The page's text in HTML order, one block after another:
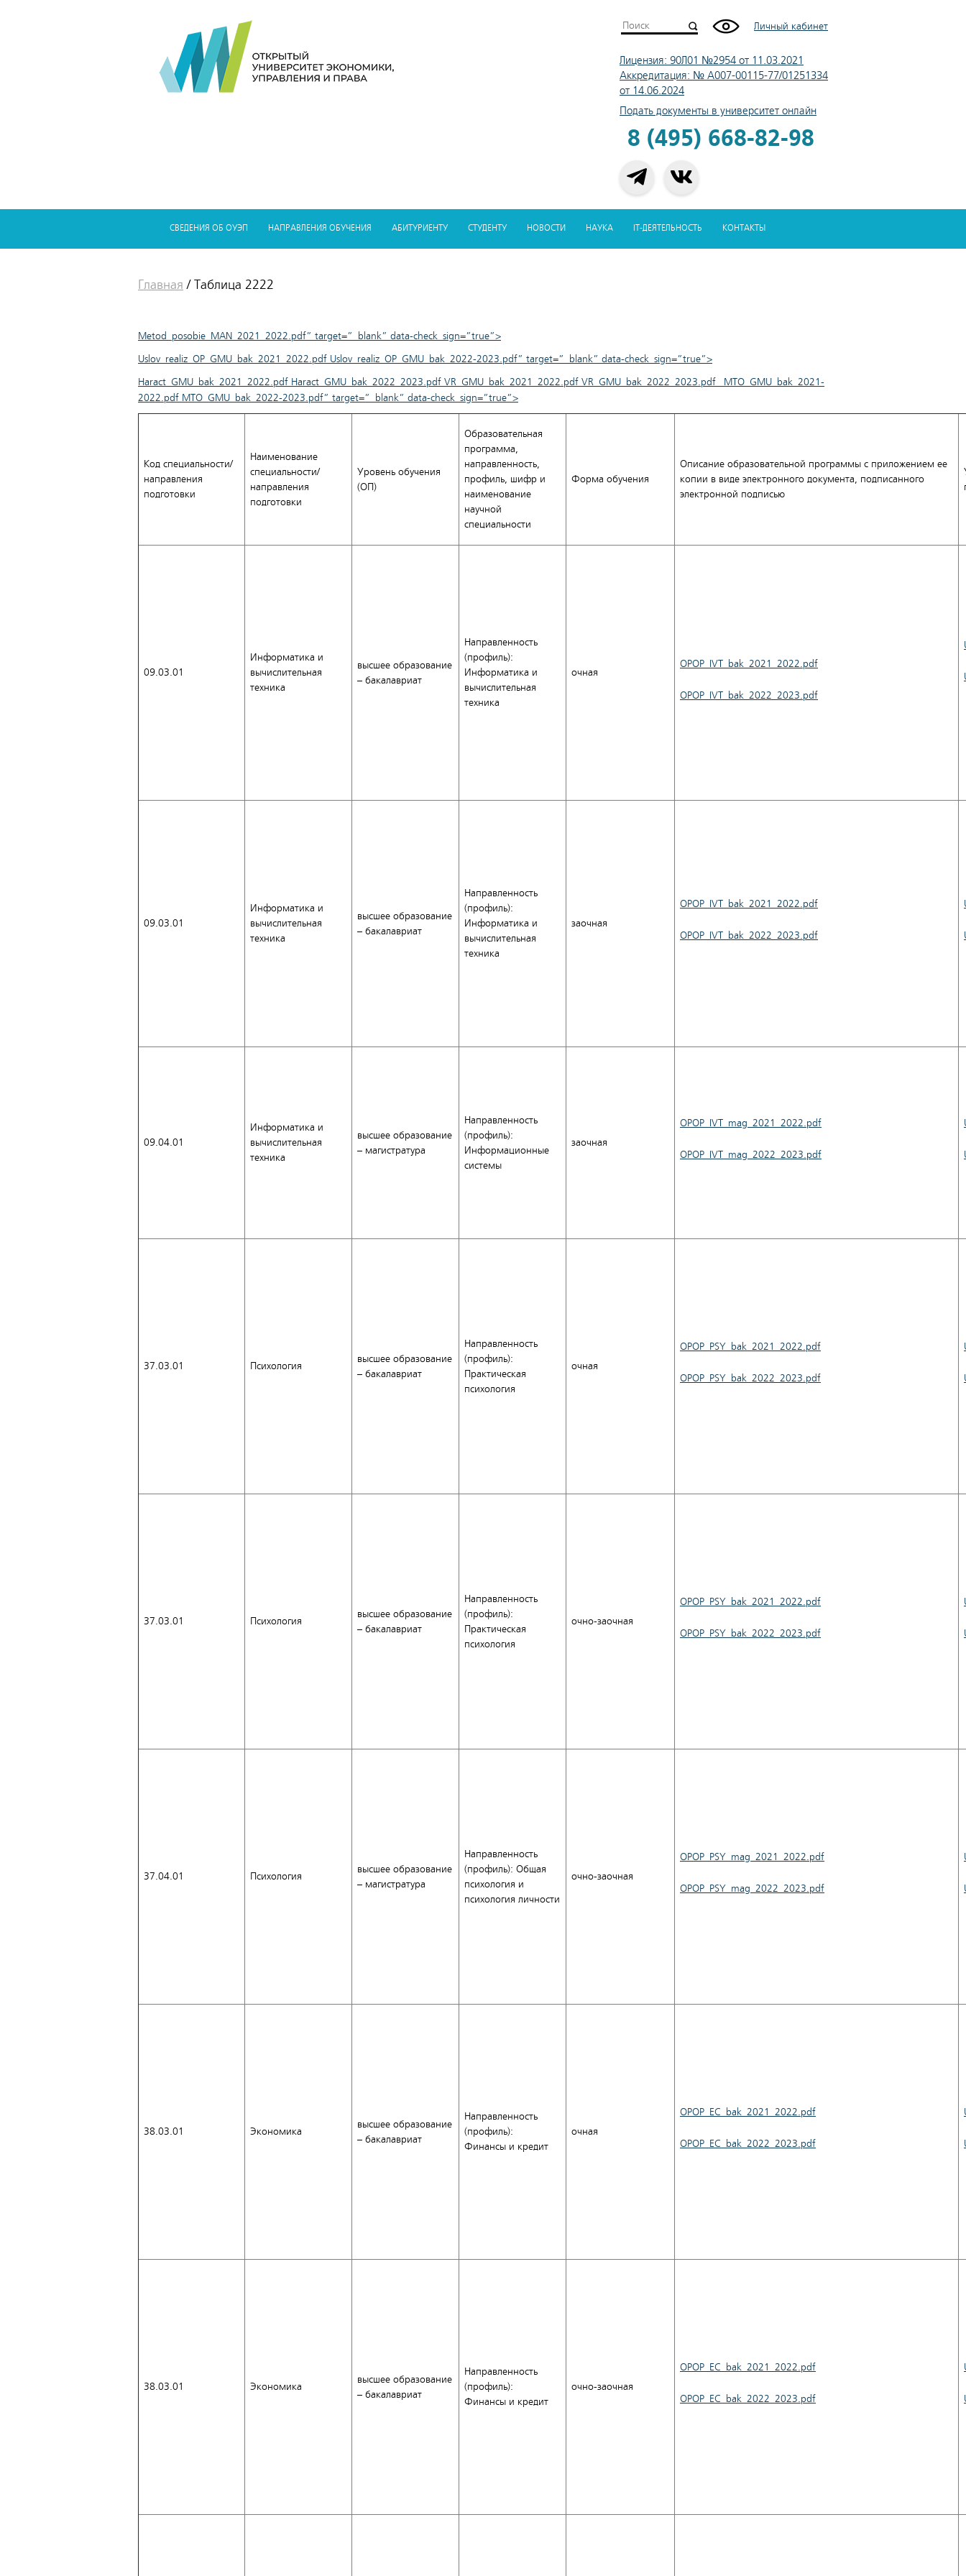
Личный кабинет
Лицензия: 90Л01 №2954 от 11.03.2021
Аккредитация: № А007-00115-77/01251334
от 14.06.2024
Подать документы в университет онлайн
8 (495) 668-82-98
СВЕДЕНИЯ ОБ ОУЭП НАПРАВЛЕНИЯ ОБУЧЕНИЯ АБИТУРИЕНТУ СТУДЕНТУ НОВОСТИ НАУКА IT-ДЕЯТЕЛЬНОСТЬ КОНТАКТЫ
Главная / Таблица 2222
Metod_posobie_MAN_2021_2022.pdf” target=”_blank” data-check_sign=”true”>
Uslov_realiz_OP_GMU_bak_2021_2022.pdf Uslov_realiz_OP_GMU_bak_2022-2023.pdf” target=”_blank” data-check_sign=”true”>
Haract_GMU_bak_2021_2022.pdf Haract_GMU_bak_2022_2023.pdf VR_GMU_bak_2021_2022.pdf VR_GMU_bak_2022_2023.pdf MTO_GMU_bak_2021-
2022.pdf MTO_GMU_bak_2022-2023.pdf” target=”_blank” data-check_sign=”true”>
Код специальности/
направления
подготовки
Наименование
специальности/
направления
подготовки
Уровень обучения
(ОП)
Образовательная
программа,
направленность,
профиль, шифр и
наименование
научной
специальности
Форма обучения
Описание образовательной программы с приложением ее
копии в виде электронного документа, подписанного
электронной подписью
09.03.01
Информатика и
вычислительная
техника
высшее образование
– бакалавриат
Направленность
(профиль):
Информатика и
вычислительная
техника
очная
OPOP_IVT_bak_2021_2022.pdf
OPOP_IVT_bak_2022_2023.pdf
09.03.01
Информатика и
вычислительная
техника
высшее образование
– бакалавриат
Направленность
(профиль):
Информатика и
вычислительная
техника
заочная
OPOP_IVT_bak_2021_2022.pdf
OPOP_IVT_bak_2022_2023.pdf
09.04.01
Информатика и
вычислительная
техника
высшее образование
– магистратура
Направленность
(профиль):
Информационные
системы
заочная
OPOP_IVT_mag_2021_2022.pdf
OPOP_IVT_mag_2022_2023.pdf
37.03.01 Психология
высшее образование
– бакалавриат
Направленность
(профиль):
Практическая
психология
очная
OPOP_PSY_bak_2021_2022.pdf
OPOP_PSY_bak_2022_2023.pdf
37.03.01 Психология
высшее образование
– бакалавриат
Направленность
(профиль):
Практическая
психология
очно-заочная
OPOP_PSY_bak_2021_2022.pdf
OPOP_PSY_bak_2022_2023.pdf
37.04.01 Психология
высшее образование
– магистратура
Направленность
(профиль): Общая
психология и
психология личности
очно-заочная
OPOP_PSY_mag_2021_2022.pdf
OPOP_PSY_mag_2022_2023.pdf
38.03.01 Экономика
высшее образование
– бакалавриат
Направленность
(профиль):
Финансы и кредит
очная
OPOP_EC_bak_2021_2022.pdf
OPOP_EC_bak_2022_2023.pdf
38.03.01 Экономика
высшее образование
– бакалавриат
Направленность
(профиль):
Финансы и кредит
очно-заочная
OPOP_EC_bak_2021_2022.pdf
OPOP_EC_bak_2022_2023.pdf